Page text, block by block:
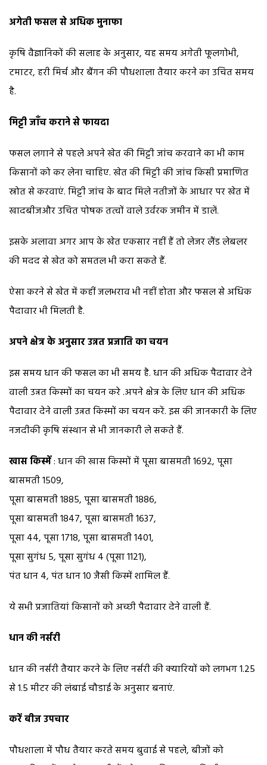
अगेती फसल से अधिक मुनाफा
कृषि वैज्ञानिकों की सलाह के अनुसार, यह समय अगेती फूलगोभी,
टमाटर, हरी मिर्च और बैंगन की पौधशाला तैयार करने का उचित समय
है.
मिट्टी जाँच कराने से फायदा
फसल लगाने से पहले अपने खेत की मिट्टी जांच करवाने का भी काम
किसानों को कर लेना चाहिए. खेत की मिट्टी की जांच किसी प्रमाणित
स्रोत से करवाएं. मिट्टी जांच के बाद मिले नतीजों के आधार पर खेत में
खादबीजऔर उचित पोषक तत्वों वाले उर्वरक जमीन में डालें.
इसके अलावा अगर आप के खेत एकसार नहीं हैं तो लेजर लैंड लेबलर
की मदद से खेत को समतल भी करा सकते हैं.
ऐसा करने से खेत में कहीं जलभराव भी नहीं होता और फसल से अधिक
पैदावार भी मिलती है.
अपने क्षेत्र के अनुसार उन्नत प्रजाति का चयन
इस समय धान की फसल का भी समय है. धान की अधिक पैदावार देने
वाली उन्नत किस्मों का चयन करे .अपने क्षेत्र के लिए धान की अधिक
पैदावार देने वाली उन्नत किस्मों का चयन करें. इस की जानकारी के लिए
नजदीकी कृषि संस्थान से भी जानकारी ले सकते हैं.
खास किस्में: धान की खास किस्मों में पूसा बासमती 1692, पूसा
बासमती 1509,
पूसा बासमती 1885, पूसा बासमती 1886,
पूसा बासमती 1847, पूसा बासमती 1637,
पूसा 44, पूसा 1718, पूसा बासमती 1401,
पूसा सुगंध 5, पूसा सुगंध 4 (पूसा 1121),
पंत धान 4, पंत धान 10 जैसी किस्में शामिल हैं.
ये सभी प्रजातियां किसानों को अच्छी पैदावार देने वाली हैं.
धान की नर्सरी
धान की नर्सरी तैयार करने के लिए नर्सरी की क्यारियों को लगभग 1.25
से 1.5 मीटर की लंबाई चौडाई के अनुसार बनाएं.
करें बीज उपचार
पौधशाला में पौध तैयार करते समय बुवाई से पहले, बीजों को